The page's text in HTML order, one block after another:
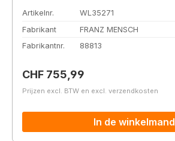
Artikelnr.
WL35271
Fabrikant
FRANZ MENSCH
Fabrikantnr.
88813
Normale prijs:
CHF 755,99
Prijzen excl. BTW en excl. verzendkosten
In de winkelmand